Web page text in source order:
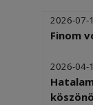
2026-07-
Finom
2026-04-